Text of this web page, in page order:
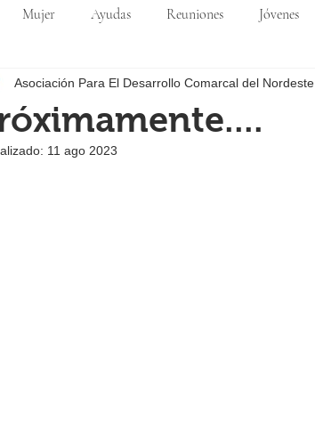
Mujer Ayudas Reuniones Jóvenes
Asociación Para El Desarrollo Comarcal del Nordeste
11 ago 2023